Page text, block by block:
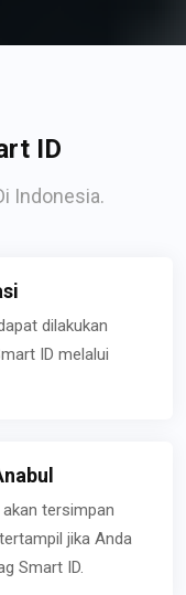
ID
Indonesia.
dilakukan
ID melalui
tersimpan
jika Anda
Smart ID.